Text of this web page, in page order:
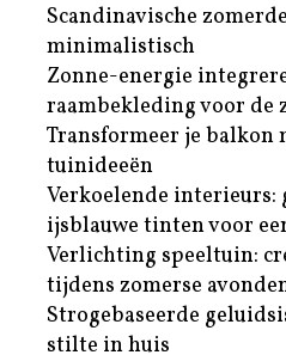
Scandinavische
minimalistisch
Zonne-energie
raambekleding voor de
Transformeer je balkon
tuinideeën
Verkoelende interieurs:
ijsblauwe tinten voor
Verlichting speeltuin:
tijdens zomerse
Strogebaseerde
stilte in huis